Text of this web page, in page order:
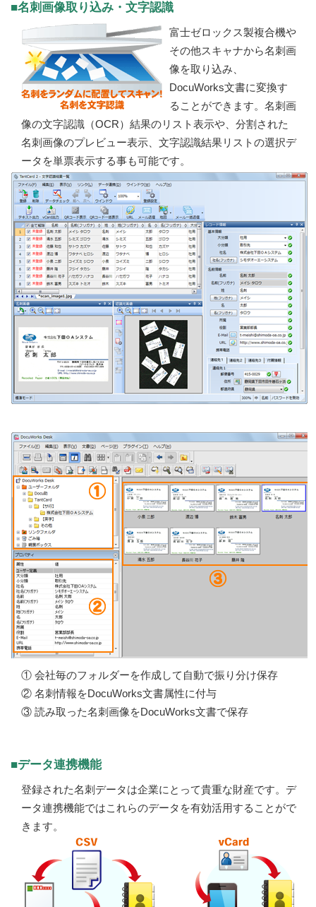
■名刺画像取り込み・文字認識
富士ゼロックス製複合機や
その他スキャナから名刺画
像を取り込み、
DocuWorks文書に変換す
ることができます。名刺画
像の文字認識（OCR）結果のリスト表示や、分割された
名刺画像のプレビュー表示、文字認識結果リストの選択デ
ータを単票表示する事も可能です。
① 会社毎のフォルダーを作成して自動で振り分け保存
② 名刺情報をDocuWorks文書属性に付与
③ 読み取った名刺画像をDocuWorks文書で保存
■データ連携機能
登録された名刺データは企業にとって貴重な財産です。デ
ータ連携機能ではこれらのデータを有効活用することがで
きます。